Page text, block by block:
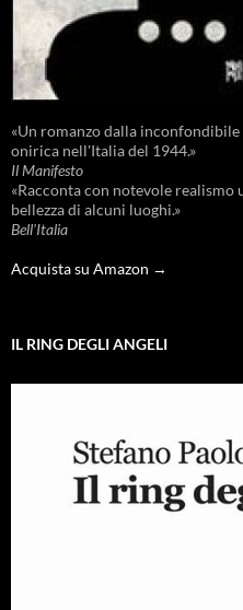
«Un romanzo dalla
onirica nell'Italia del 1944.»
Il Manifesto
«Racconta con notevole realismo
bellezza di alcuni luoghi.»
Bell'Italia
Acquista su Amazon →
IL RING DEGLI ANGELI